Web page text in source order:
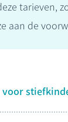
tarieven,
aan de
voor